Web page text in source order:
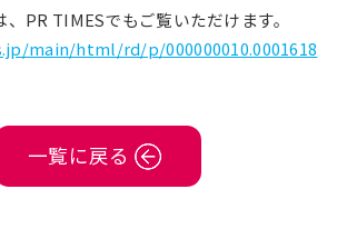
PR TIMESでもご覧いただけます。
main/html/rd/p/000000010.0001618
一覧に戻る